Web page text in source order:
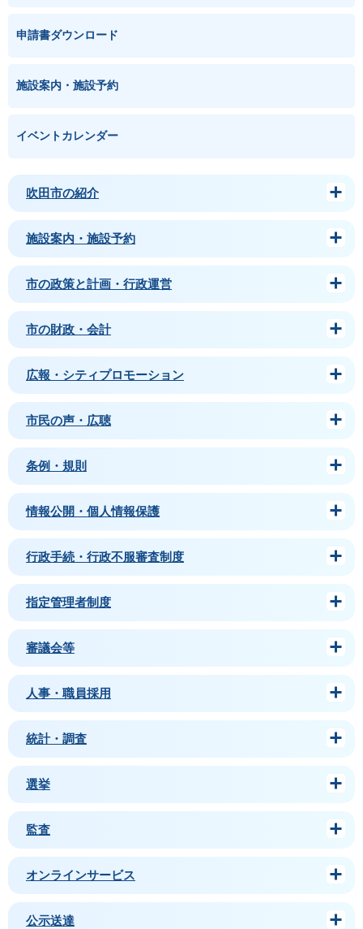
申請書ダウンロード
施設案内・施設予約
イベントカレンダー
吹田市の紹介
施設案内・施設予約
市の政策と計画・行政運営
市の財政・会計
広報・シティプロモーション
市民の声・広聴
条例・規則
情報公開・個人情報保護
行政手続・行政不服審査制度
指定管理者制度
審議会等
人事・職員採用
統計・調査
選挙
監査
オンラインサービス
公示送達